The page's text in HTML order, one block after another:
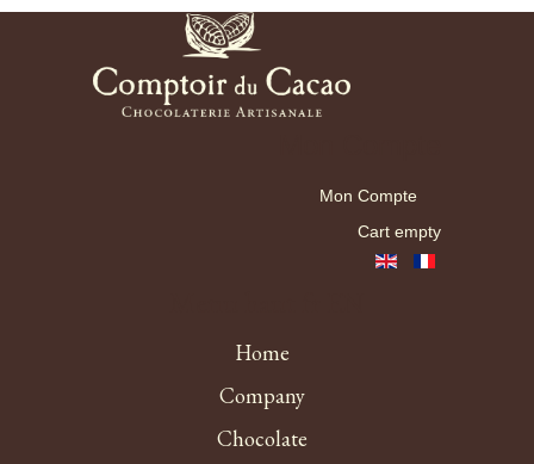
Mon Compte
Cart empty
Home
Company
Chocolate